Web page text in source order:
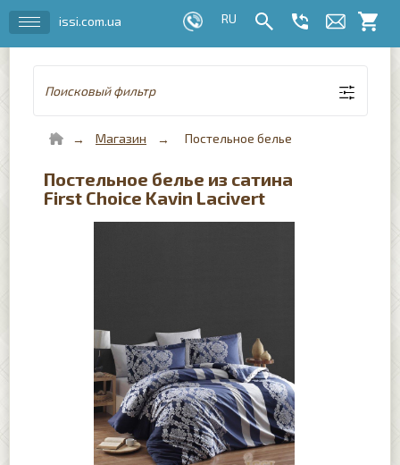
issi.com.ua
Поисковый фильтр
Магазин Постельное белье
Постельное белье из сатина
First Choice Kavin Lacivert